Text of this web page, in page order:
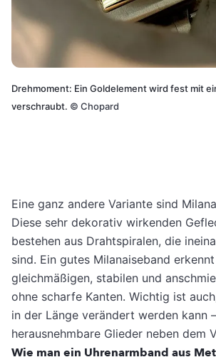
Drehmoment: Ein Goldelement wird fest mit
verschraubt. © Chopard
Eine ganz andere Variante sind
Diese sehr dekorativ wirkenden
bestehen aus Drahtspiralen, die
sind. Ein gutes Milanaiseband
gleichmäßigen, stabilen und
ohne scharfe Kanten. Wichtig ist
in der Länge verändert werden kann
herausnehmbare Glieder neben dem
Wie man ein Uhrenarmband aus